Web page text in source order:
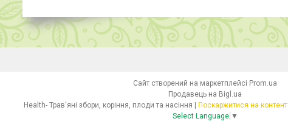
Сайт створений на маркетплейсі Prom.ua
Продавець на Bigl.ua
Health- Трав'яні збори, коріння, плоди та насіння | Поскаржитися на контент
Select Language ▼